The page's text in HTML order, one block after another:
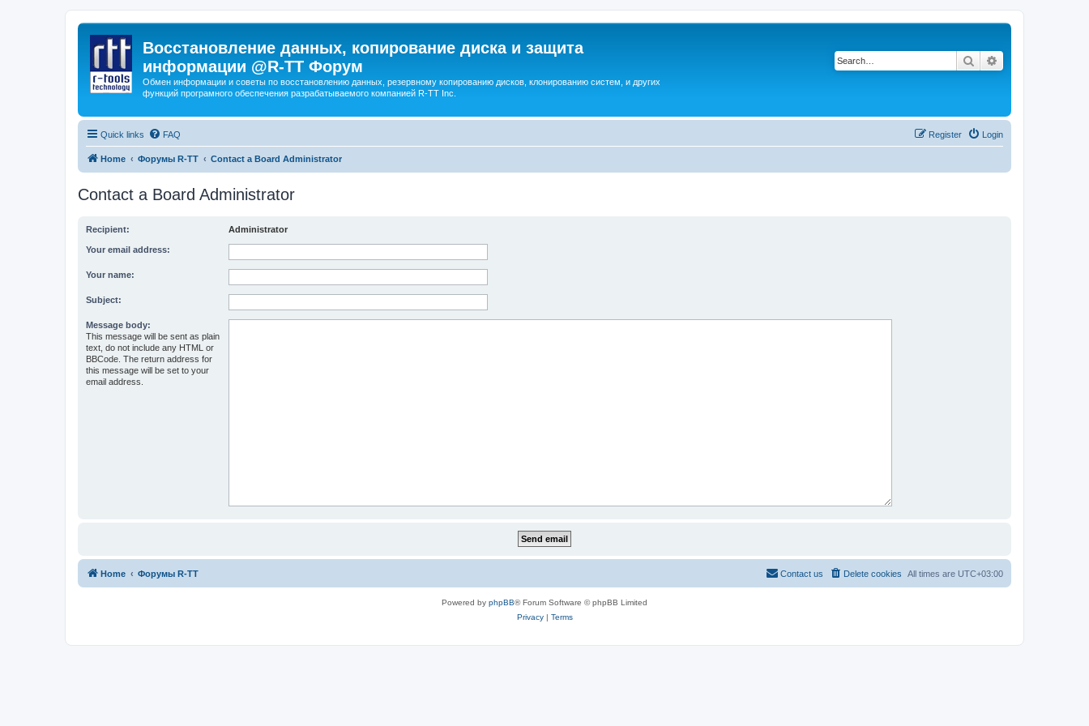
Восстановление данных, копирование диска и защита
информации @R-TT Форум
Обмен информации и советы по восстановлению данных, резервному копированию дисков, клонированию систем, и других
функций програмного обеспечения разрабатываемого компанией R-TT Inc.
Search
Quick links FAQ Login
Register
Home Форумы R-TT Contact a Board Administrator
Contact a Board Administrator
Recipient: Administrator
Your email address:
Your name:
Subject:
Message body:
This message will be sent as plain
text, do not include any HTML or
BBCode. The return address for
this message will be set to your
email address.
Home Форумы R-TT All times are UTC+03:00
Delete cookies
Contact us
Powered by phpBB® Forum Software © phpBB Limited
Privacy| Terms